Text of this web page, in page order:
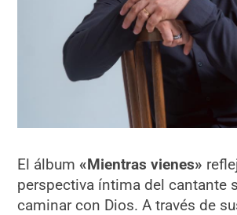
El álbum «Mientras vienes»
perspectiva íntima del cantante
caminar con Dios. A través de